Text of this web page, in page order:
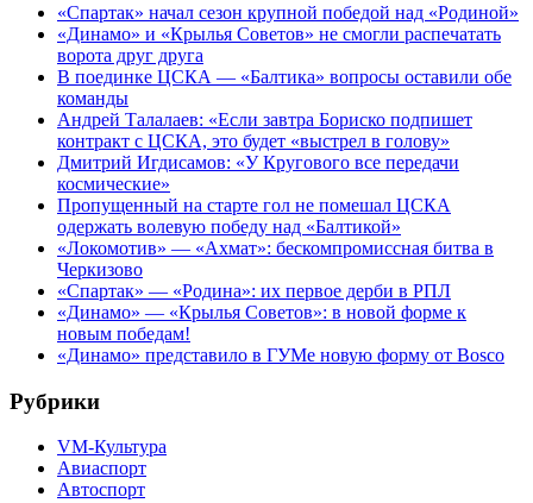
«Спартак» начал сезон крупной победой над «Родиной»
«Динамо» и «Крылья Советов» не смогли распечатать
ворота друг друга
В поединке ЦСКА — «Балтика» вопросы оставили обе
команды
Андрей Талалаев: «Если завтра Бориско подпишет
контракт с ЦСКА, это будет «выстрел в голову»
Дмитрий Игдисамов: «У Кругового все передачи
космические»
Пропущенный на старте гол не помешал ЦСКА
одержать волевую победу над «Балтикой»
«Локомотив» — «Ахмат»: бескомпромиссная битва в
Черкизово
«Спартак» — «Родина»: их первое дерби в РПЛ
«Динамо» — «Крылья Советов»: в новой форме к
новым победам!
«Динамо» представило в ГУМе новую форму от Bosco
Рубрики
VM-Культура
Авиаспорт
Автоспорт